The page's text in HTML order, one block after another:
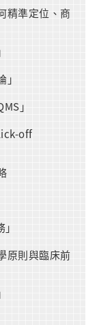
精準定位、商
」
off
原則與臨床前